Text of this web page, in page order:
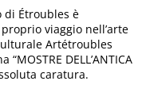
di Étroubles è
viaggio nell’arte
Artétroubles
DELL’ANTICA
caratura.